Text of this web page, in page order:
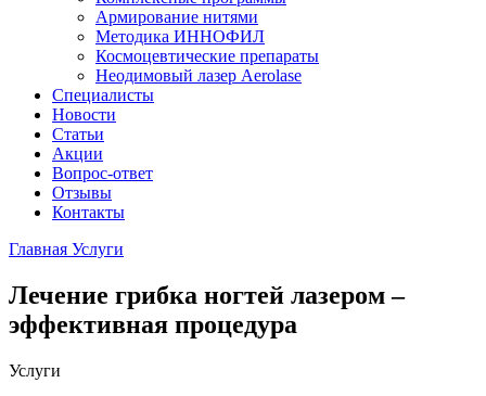
Армирование нитями
Методика ИННОФИЛ
Космоцевтические препараты
Неодимовый лазер Aerolase
Специалисты
Новости
Статьи
Акции
Вопрос-ответ
Отзывы
Контакты
Главная Услуги
Лечение грибка ногтей лазером –
эффективная процедура
Услуги